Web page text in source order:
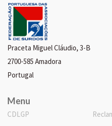
Praceta Miguel Cláudio, 3-B
2700-585 Amadora
Portugal
Menu
CDLGP